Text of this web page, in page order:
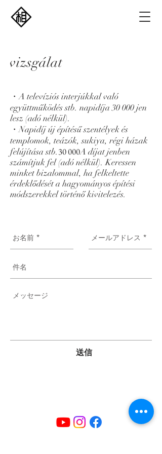
vizsgálat
・​A televíziós interjúkkal való
együttműködés stb. napidíja 30 000 jen
lesz (adó nélkül).
​・Napidíj új építésű szentélyek és
templomok, teázók, sukiya, régi házak
felújítása stb.30 000A díjat jenben
számítjuk fel (adó nélkül). Keressen
minket bizalommal, ha felkeltette
érdeklődését a hagyományos építési
módszerekkel történő kivitelezés.
送信